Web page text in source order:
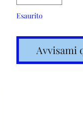
Esaurito
Avvisami